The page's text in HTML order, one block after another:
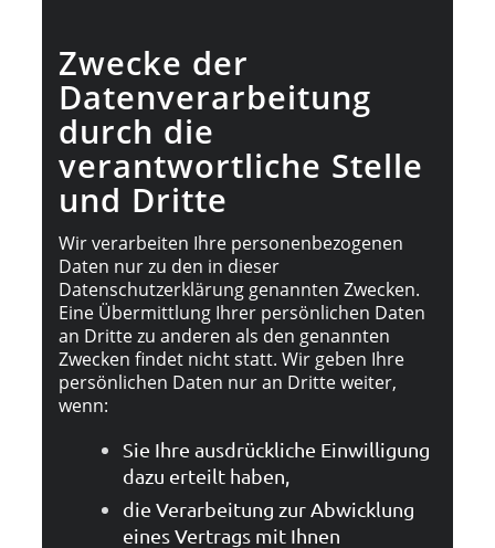
Zwecke der
Datenverarbeitung
durch die
verantwortliche Stelle
und Dritte
Wir verarbeiten Ihre personenbezogenen
Daten nur zu den in dieser
Datenschutzerklärung genannten Zwecken.
Eine Übermittlung Ihrer persönlichen Daten
an Dritte zu anderen als den genannten
Zwecken findet nicht statt. Wir geben Ihre
persönlichen Daten nur an Dritte weiter,
wenn:
Sie Ihre ausdrückliche Einwilligung
dazu erteilt haben,
die Verarbeitung zur Abwicklung
eines Vertrags mit Ihnen